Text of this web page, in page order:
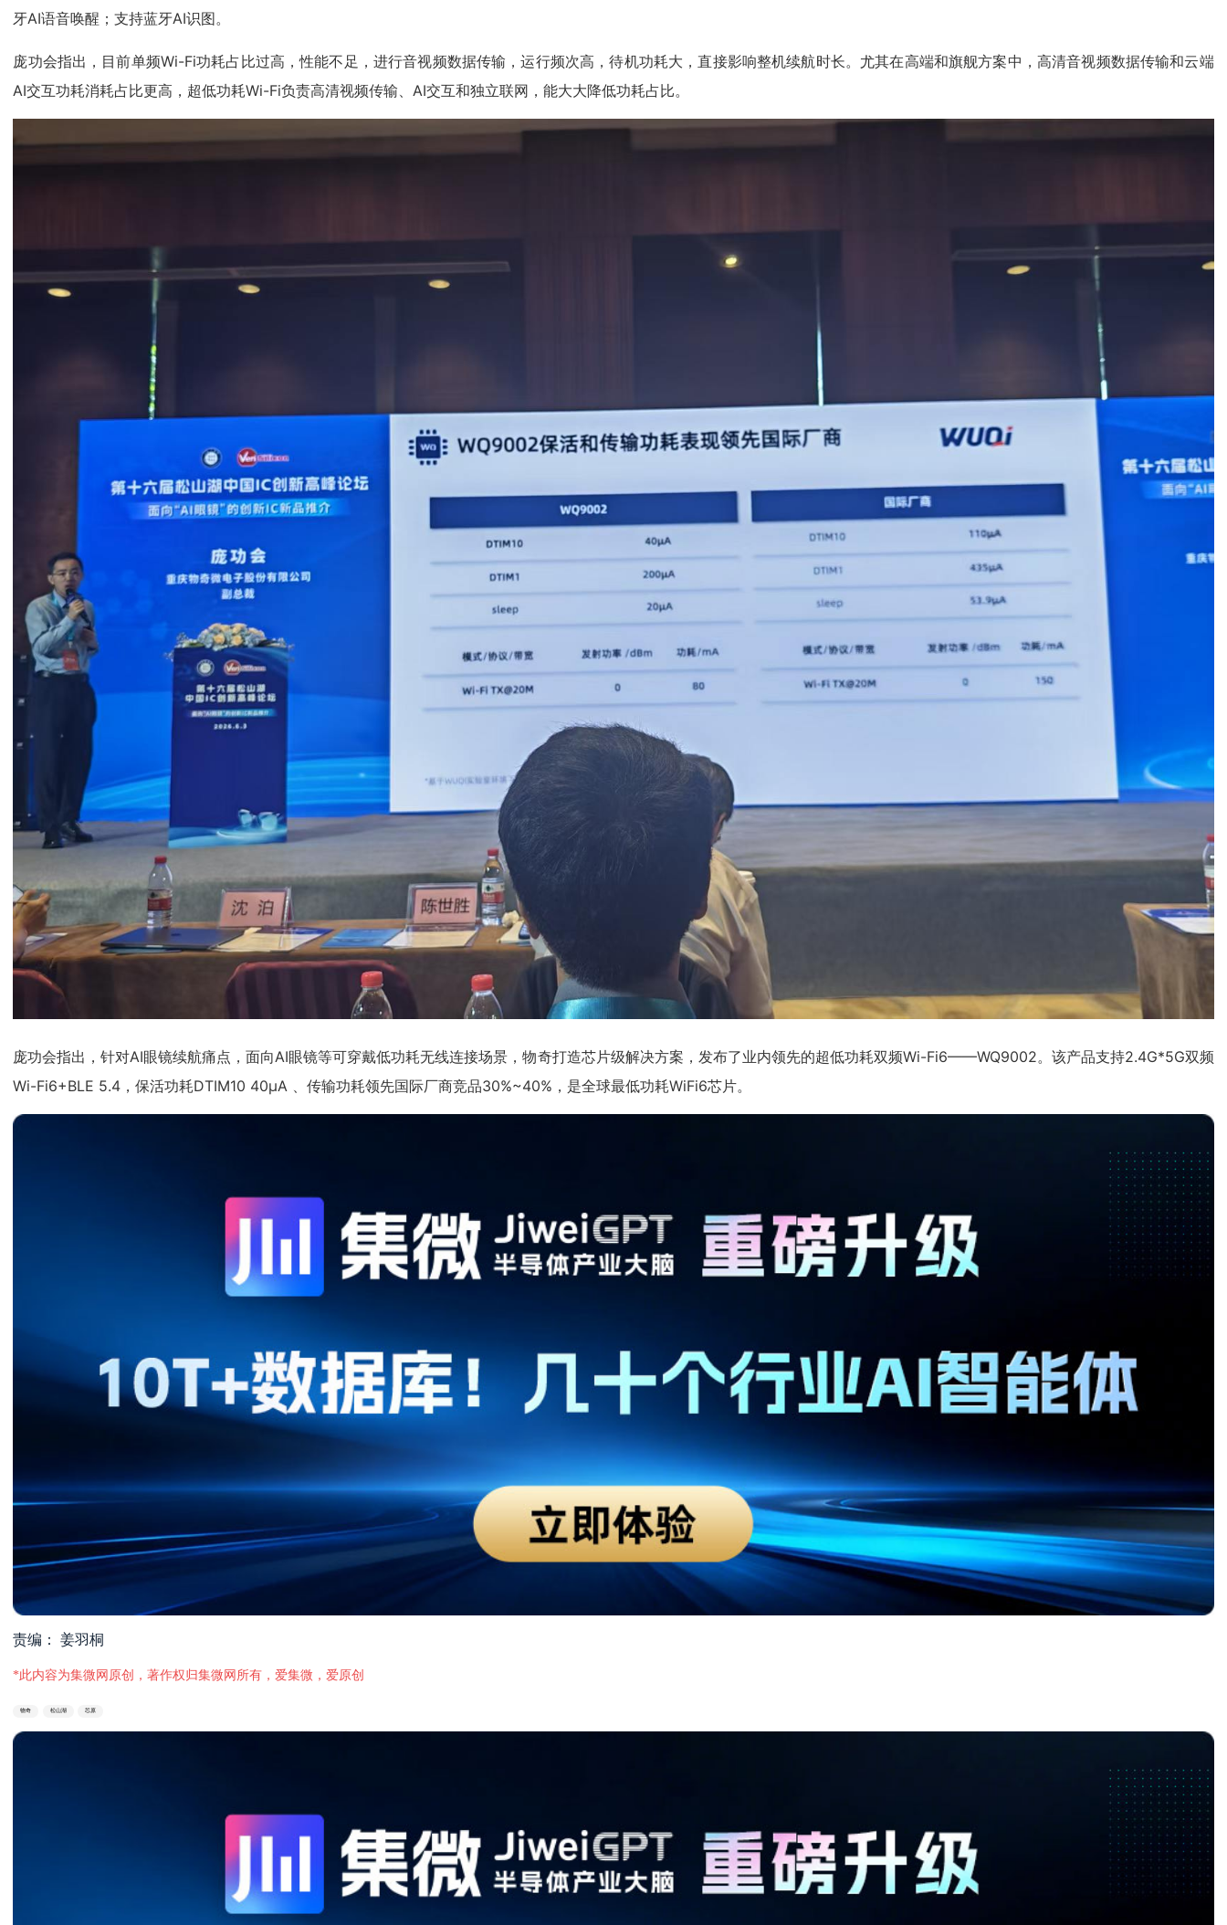
牙AI语音唤醒；支持蓝牙AI识图。
庞功会指出，目前单频Wi-Fi功耗占比过高，性能不足，进行音视频数据传输，运行频次高，待机功耗大，直接影响整机续航时长。尤其在高端和旗舰方案中，高清音视频数据传输和云端
AI交互功耗消耗占比更高，超低功耗Wi-Fi负责高清视频传输、AI交互和独立联网，能大大降低功耗占比。
庞功会指出，针对AI眼镜续航痛点，面向AI眼镜等可穿戴低功耗无线连接场景，物奇打造芯片级解决方案，发布了业内领先的超低功耗双频Wi-Fi6——WQ9002。该产品支持2.4G*5G双频
Wi-Fi6+BLE 5.4，保活功耗DTIM10 40μA 、传输功耗领先国际厂商竞品30%~40%，是全球最低功耗WiFi6芯片。
责编： 姜羽桐
*此内容为集微网原创，著作权归集微网所有，爱集微，爱原创
物奇 松山湖 芯原